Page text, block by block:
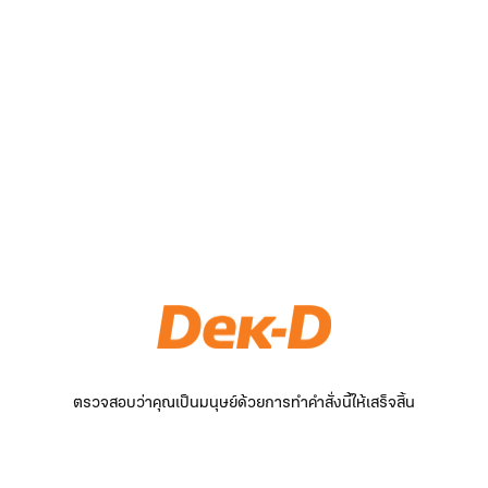
ตรวจสอบว่าคุณเป็นมนุษย์ด้วยการทำคำสั่งนี้ให้เสร็จสิ้น